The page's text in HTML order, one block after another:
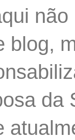
blog,
da